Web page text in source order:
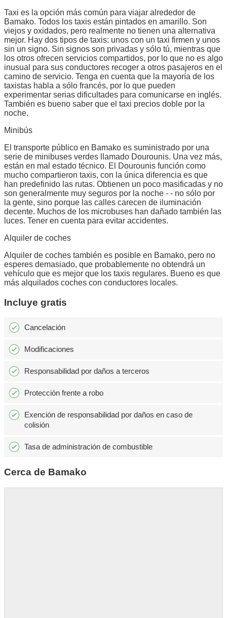
Taxi es la opción más común para viajar alrededor de
Bamako. Todos los taxis están pintados en amarillo. Son
viejos y oxidados, pero realmente no tienen una alternativa
mejor. Hay dos tipos de taxis: unos con un taxi firmen y unos
sin un signo. Sin signos son privadas y sólo tú, mientras que
los otros ofrecen servicios compartidos, por lo que no es algo
inusual para sus conductores recoger a otros pasajeros en el
camino de servicio. Tenga en cuenta que la mayoría de los
taxistas habla a sólo francés, por lo que pueden
experimentar serias dificultades para comunicarse en inglés.
También es bueno saber que el taxi precios doble por la
noche.
Minibús
El transporte público en Bamako es suministrado por una
serie de minibuses verdes llamado Dourounis. Una vez más,
están en mal estado técnico. El Dourounis función como
mucho compartieron taxis, con la única diferencia es que
han predefinido las rutas. Obtienen un poco masificadas y no
son generalmente muy seguros por la noche - - no sólo por
la gente, sino porque las calles carecen de iluminación
decente. Muchos de los microbuses han dañado también las
luces. Tener en cuenta para evitar accidentes.
Alquiler de coches
Alquiler de coches también es posible en Bamako, pero no
esperes demasiado, que probablemente no obtendrá un
vehículo que es mejor que los taxis regulares. Bueno es que
más alquilados coches con conductores locales.
Incluye gratis
Cancelación
Modificaciones
Responsabilidad por daños a terceros
Protección frente a robo
Exención de responsabilidad por daños en caso de
colisión
Tasa de administración de combustible
Cerca de Bamako